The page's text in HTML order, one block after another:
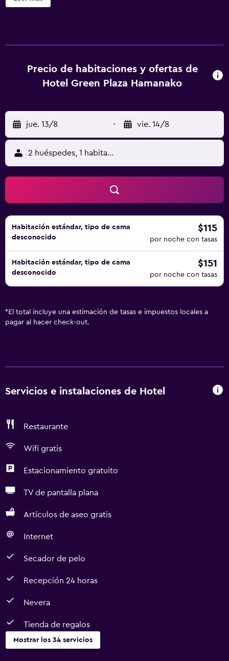
privado. El ryokan tiene baño termal y recepción 24 horas.
Hamamatsu Flower Park está a 12 km. El aeropuerto
(Aeropuerto de Shizuoka) está a 66 km.
Precio de habitaciones y ofertas de
Hotel Green Plaza Hamanako
jue. 13/8 - vie. 14/8
2 huéspedes, 1 habitación
Habitación estándar, tipo de cama
desconocido
$115
por noche con tasas
Habitación estándar, tipo de cama
desconocido
$151
por noche con tasas
* El total incluye una estimación de tasas e impuestos locales a
pagar al hacer check-out.
Servicios e instalaciones de Hotel
Restaurante
Wifi gratis
Estacionamiento gratuito
TV de pantalla plana
Artículos de aseo gratis
Internet
Secador de pelo
Recepción 24 horas
Nevera
Tienda de regalos
Mostrar los 34 servicios